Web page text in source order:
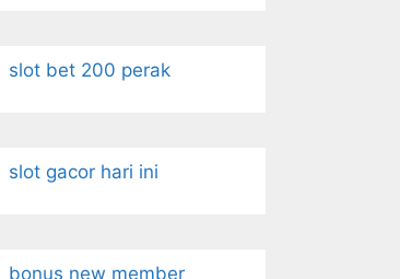
slot bet 200 perak
slot gacor hari ini
bonus new member